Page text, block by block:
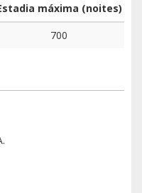
máxima (noites)
700